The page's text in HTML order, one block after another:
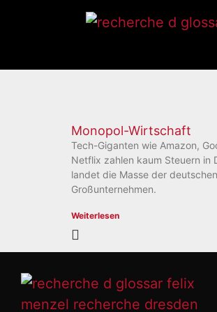
Monopol-Wirtschaft
Tech-Giganten wie Amazon,
Netflix zahlen kaum Steuern in
landet die Masse der
Großunternehmen.
Weiterlesen